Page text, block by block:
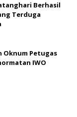
Berhasil
Terduga
Oknum Petugas
IWO